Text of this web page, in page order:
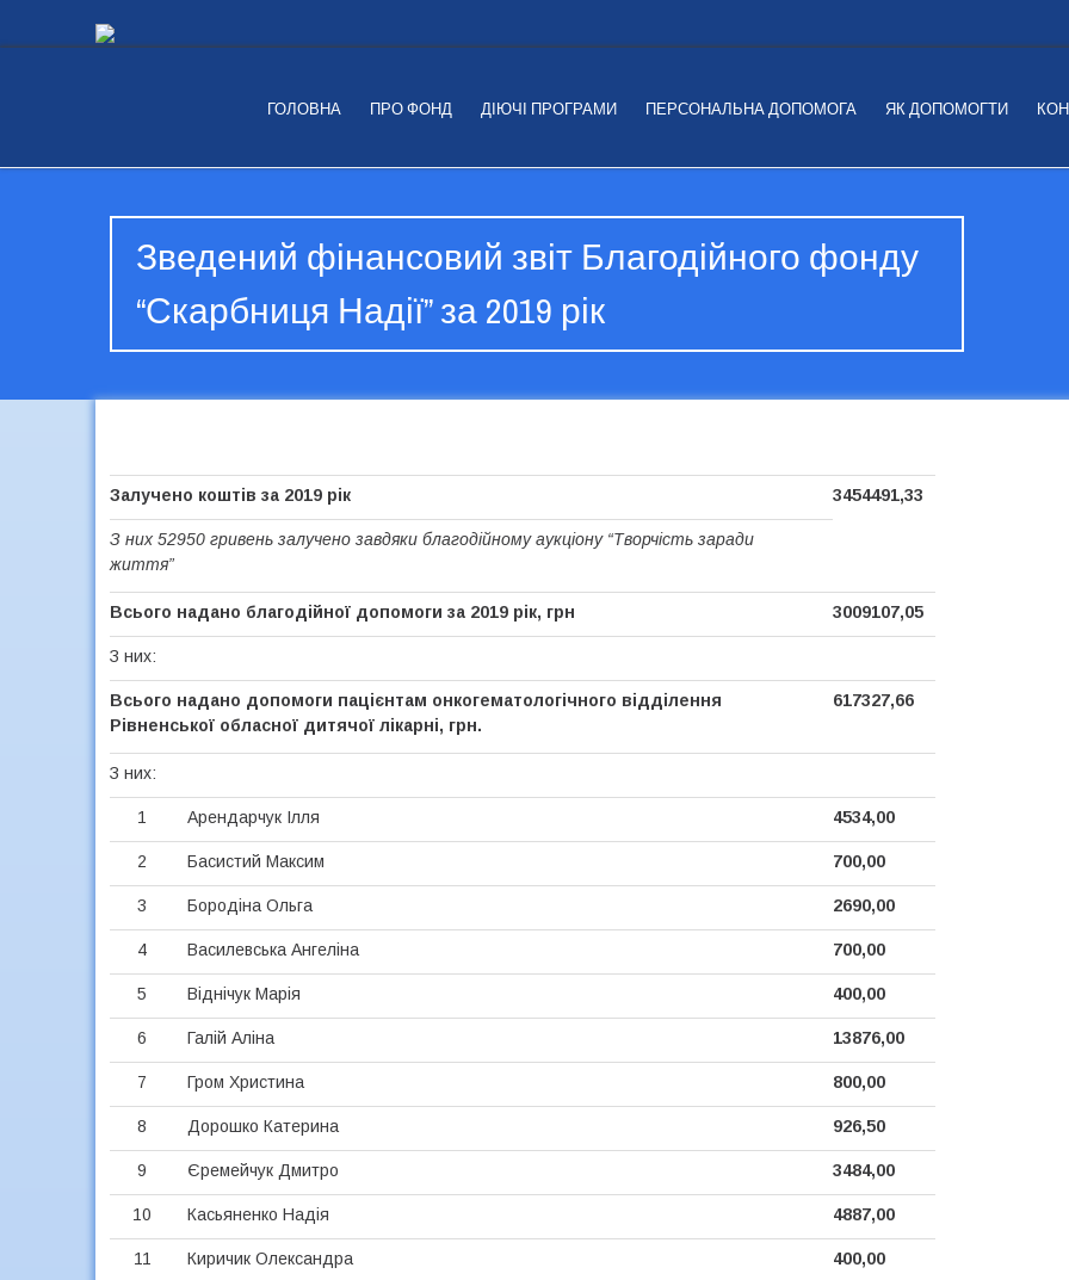
ГОЛОВНА ПРО ФОНД ДІЮЧІ ПРОГРАМИ ПЕРСОНАЛЬНА ДОПОМОГА ЯК ДОПОМОГТИ
Зведений фінансовий звіт Благодійного фонду
“Скарбниця Надії” за 2019 рік
Залучено коштів за 2019 рік 3454491,33
З них 52950 гривень залучено завдяки благодійному аукціону “Творчість заради
життя”
Всього надано благодійної допомоги за 2019 рік, грн 3009107,05
З них:
Всього надано допомоги пацієнтам онкогематологічного відділення
Рівненської обласної дитячої лікарні, грн.
617327,66
З них:
1 Арендарчук Ілля 4534,00
2 Басистий Максим 700,00
3 Бородіна Ольга 2690,00
4 Василевська Ангеліна 700,00
5 Віднічук Марія 400,00
6 Галій Аліна 13876,00
7 Гром Христина 800,00
8 Дорошко Катерина 926,50
9 Єремейчук Дмитро 3484,00
10 Касьяненко Надія 4887,00
11 Киричик Олександра 400,00